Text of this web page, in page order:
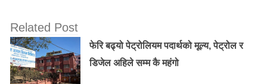
Related Post
फेरि बढ्यो पेट्रोलियम पदार्थको मूल्य, पेट्रोल र
डिजेल अहिले सम्म कै महंगो